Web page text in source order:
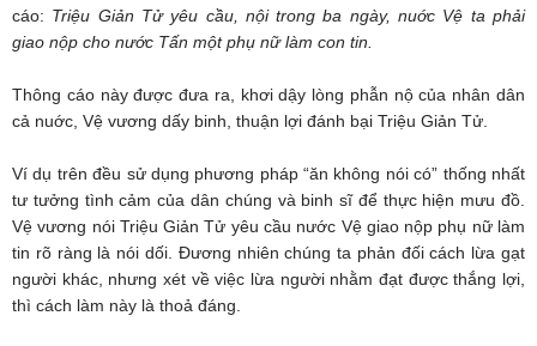
cáo: Triệu Giản Tử yêu cầu, nội trong ba ngày, nuớc Vệ ta phải
giao nộp cho nước Tấn một phụ nữ làm con tin.
Thông cáo này được đưa ra, khơi dậy lòng phẫn nộ của nhân dân
cả nuớc, Vệ vương dấy binh, thuận lợi đánh bại Triệu Giản Tử.
Ví dụ trên đều sử dụng phương pháp “ăn không nói có” thống nhất
tư tưởng tình cảm của dân chúng và binh sĩ để thực hiện mưu đồ.
Vệ vương nói Triệu Giản Tử yêu cầu nước Vệ giao nộp phụ nữ làm
tin rõ ràng là nói dối. Đương nhiên chúng ta phản đối cách lừa gạt
người khác, nhưng xét về việc lừa người nhằm đạt được thắng lợi,
thì cách làm này là thoả đáng.